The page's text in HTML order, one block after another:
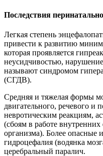
Последствия
Легкая степень
привести к развитию
которая проявляется
неусидчивостью,
называют синдромом
(СГДВ).
Средняя и тяжелая формы
двигательного, речевого и
невротическим реакциям,
(сбоям в работе
организма). Более опасные
гидроцефалия (водянка
церебральный паралич.